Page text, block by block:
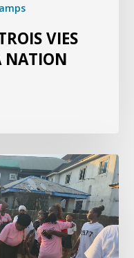
VIES
NATION